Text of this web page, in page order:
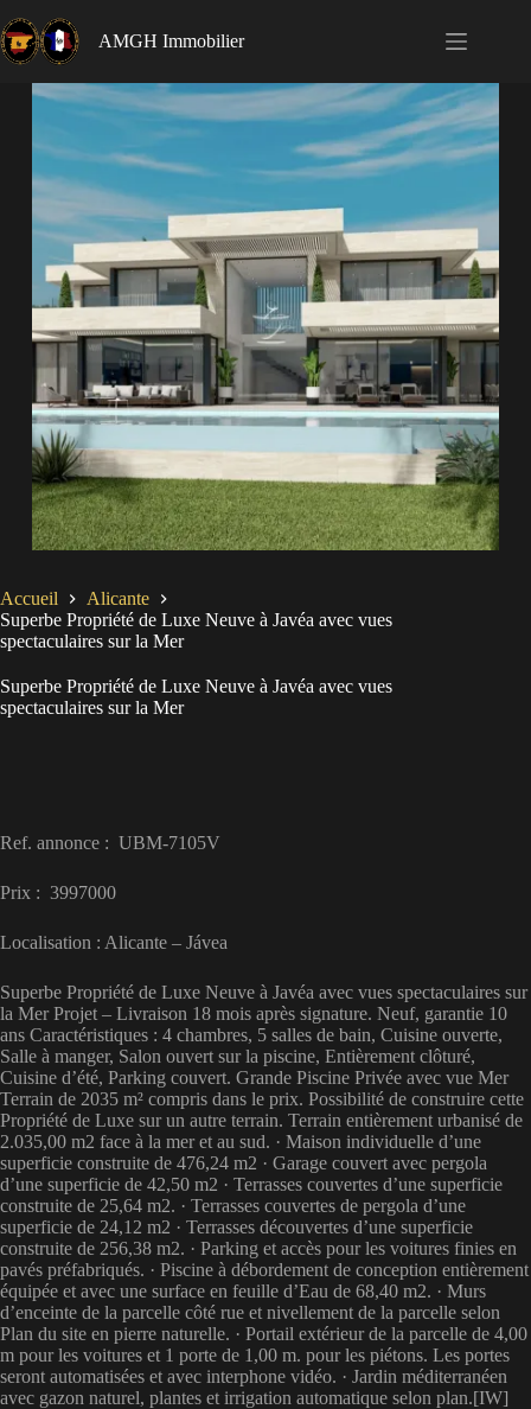
AMGH Immobilier
Accueil
Alicante
Superbe Propriété de Luxe Neuve à Javéa avec vues
spectaculaires sur la Mer
Superbe Propriété de Luxe Neuve à Javéa avec vues
spectaculaires sur la Mer
Ref. annonce : UBM-7105V
Prix : 3997000
Localisation : Alicante – Jávea
Superbe Propriété de Luxe Neuve à Javéa avec vues spectaculaires sur
la Mer Projet – Livraison 18 mois après signature. Neuf, garantie 10
ans Caractéristiques : 4 chambres, 5 salles de bain, Cuisine ouverte,
Salle à manger, Salon ouvert sur la piscine, Entièrement clôturé,
Cuisine d’été, Parking couvert. Grande Piscine Privée avec vue Mer
Terrain de 2035 m² compris dans le prix. Possibilité de construire cette
Propriété de Luxe sur un autre terrain. Terrain entièrement urbanisé de
2.035,00 m2 face à la mer et au sud. · Maison individuelle d’une
superficie construite de 476,24 m2 · Garage couvert avec pergola
d’une superficie de 42,50 m2 · Terrasses couvertes d’une superficie
construite de 25,64 m2. · Terrasses couvertes de pergola d’une
superficie de 24,12 m2 · Terrasses découvertes d’une superficie
construite de 256,38 m2. · Parking et accès pour les voitures finies en
pavés préfabriqués. · Piscine à débordement de conception entièrement
équipée et avec une surface en feuille d’Eau de 68,40 m2. · Murs
d’enceinte de la parcelle côté rue et nivellement de la parcelle selon
Plan du site en pierre naturelle. · Portail extérieur de la parcelle de 4,00
m pour les voitures et 1 porte de 1,00 m. pour les piétons. Les portes
seront automatisées et avec interphone vidéo. · Jardin méditerranéen
avec gazon naturel, plantes et irrigation automatique selon plan.[IW]